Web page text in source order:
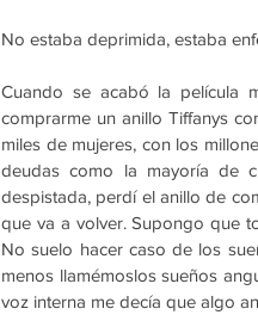
No estaba deprimida, estaba
Cuando se acabó la película
comprarme un anillo Tiffanys
miles de mujeres, con los
deudas como la mayoría de
despistada, perdí el anillo de
que va a volver. Supongo que
No suelo hacer caso de los
menos llamémoslos sueños
voz interna me decía que algo